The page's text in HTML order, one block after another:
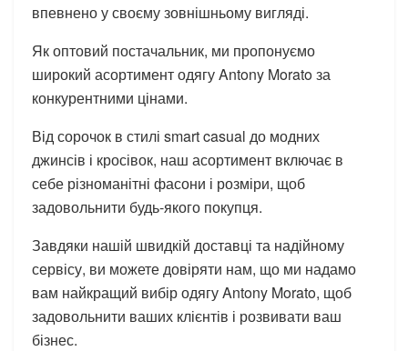
впевнено у своєму зовнішньому вигляді.
Як оптовий постачальник, ми пропонуємо
широкий асортимент одягу Antony Morato за
конкурентними цінами.
Від сорочок в стилі smart casual до модних
джинсів і кросівок, наш асортимент включає в
себе різноманітні фасони і розміри, щоб
задовольнити будь-якого покупця.
Завдяки нашій швидкій доставці та надійному
сервісу, ви можете довіряти нам, що ми надамо
вам найкращий вибір одягу Antony Morato, щоб
задовольнити ваших клієнтів і розвивати ваш
бізнес.